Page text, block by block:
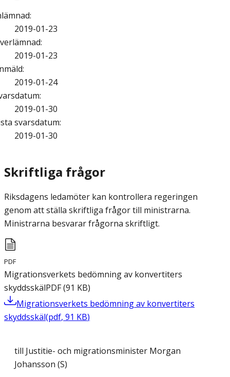
:
2019-01-23
:
2019-01-23
:
2019-01-24
:
2019-01-30
svarsdatum:
2019-01-30
Skriftliga frågor
Riksdagens ledamöter kan kontrollera regeringen
genom att ställa skriftliga frågor till ministrarna.
Ministrarna besvarar frågorna skriftligt.
PDF
Migrationsverkets bedömning av konvertiters
skyddsskälPDF(91 KB)
Migrationsverkets bedömning av konvertiters
skyddsskäl(pdf, 91 KB)
till Justitie- och migrationsminister Morgan
Johansson (S)